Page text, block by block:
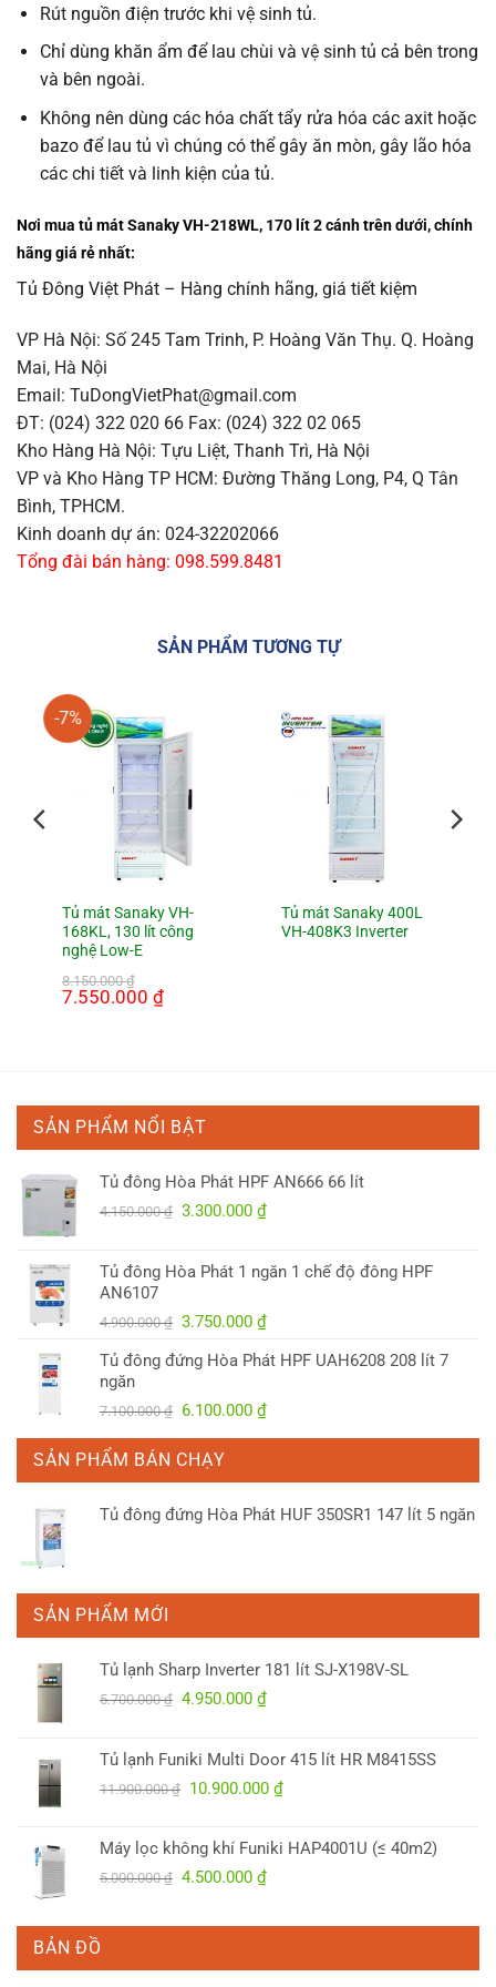
Rút nguồn điện trước khi vệ sinh tủ.
Chỉ dùng khăn ẩm để lau chùi và vệ sinh tủ cả bên trong
và bên ngoài.
Không nên dùng các hóa chất tẩy rửa hóa các axit hoặc
bazo để lau tủ vì chúng có thể gây ăn mòn, gây lão hóa
các chi tiết và linh kiện của tủ.
Nơi mua tủ mát Sanaky VH-218WL, 170 lít 2 cánh trên dưới, chính
hãng giá rẻ nhất:
Tủ Đông Việt Phát – Hàng chính hãng, giá tiết kiệm
VP Hà Nội: Số 245 Tam Trinh, P. Hoàng Văn Thụ. Q. Hoàng
Mai, Hà Nội
Email: TuDongVietPhat@gmail.com
ĐT: (024) 322 020 66 Fax: (024) 322 02 065
Kho Hàng Hà Nội: Tựu Liệt, Thanh Trì, Hà Nội
VP và Kho Hàng TP HCM: Đường Thăng Long, P4, Q Tân
Bình, TPHCM.
Kinh doanh dự án: 024-32202066
Tổng đài bán hàng: 098.599.8481
SẢN PHẨM TƯƠNG TỰ
-7%
Tủ mát Sanaky VH-
168KL, 130 lít công
nghệ Low-E
8.150.000₫
Giá
gốc
7.550.000 ₫Giá
hiện
Tủ mát Sanaky 400L
VH-408K3 Inverter
SẢN PHẨM NỔI BẬT
Tủ đông Hòa Phát HPF AN666 66 lít
4.150.000₫ Giá
4.150.000 ₫.
3.300.000 ₫Giá
là:
Tủ đông Hòa Phát 1 ngăn 1 chế độ đông HPF
AN6107
4.900.000₫ Giá
là:
3.750.000 ₫Giá
tại
3.750.000 ₫.
Tủ đông đứng Hòa Phát HPF UAH6208 208 lít 7
ngăn
7.100.000₫ Giá
là:
7.100.000 ₫.
6.100.000 ₫Giá
là:
SẢN PHẨM BÁN CHẠY
Tủ đông đứng Hòa Phát HUF 350SR1 147 lít 5 ngăn
SẢN PHẨM MỚI
Tủ lạnh Sharp Inverter 181 lít SJ-X198V-SL
5.700.000₫ Giá
5.700.000 ₫.
4.950.000 ₫Giá
là:
4.950.000 ₫.
Tủ lạnh Funiki Multi Door 415 lít HR M8415SS
11.900.000₫ Giá
11.900.000 ₫.
10.900.000 ₫Giá
là:
Máy lọc không khí Funiki HAP4001U (≤ 40m2)
5.000.000₫ Giá
là:
4.500.000 ₫Giá
tại
4.500.000 ₫.
BẢN ĐỒ